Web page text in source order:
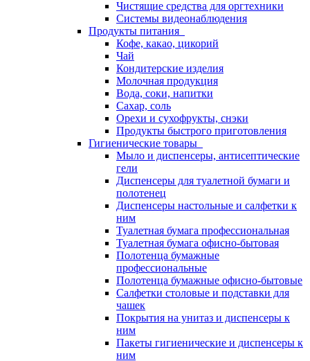
Чистящие средства для оргтехники
Системы видеонаблюдения
Продукты питания
Кофе, какао, цикорий
Чай
Кондитерские изделия
Молочная продукция
Вода, соки, напитки
Сахар, соль
Орехи и сухофрукты, снэки
Продукты быстрого приготовления
Гигиенические товары
Мыло и диспенсеры, антисептические
гели
Диспенсеры для туалетной бумаги и
полотенец
Диспенсеры настольные и салфетки к
ним
Туалетная бумага профессиональная
Туалетная бумага офисно-бытовая
Полотенца бумажные
профессиональные
Полотенца бумажные офисно-бытовые
Салфетки столовые и подставки для
чашек
Покрытия на унитаз и диспенсеры к
ним
Пакеты гигиенические и диспенсеры к
ним